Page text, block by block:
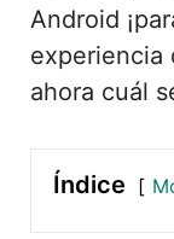
Android
experiencia
ahora cuál
Índice